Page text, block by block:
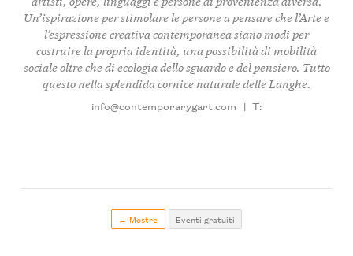
Un’ispirazioneper stimolare le persone a pensare chel’Artee
l’espressione creativa contemporaneasiano modi per
costruire la propriaidentità, una possibilità di mobilità
socialeoltre che diecologia dello sguardoe delpensiero. Tutto
questo nella splendidacornice naturaledelleLanghe.
info@contemporarygart.com | T:
← Mostre Eventi gratuiti